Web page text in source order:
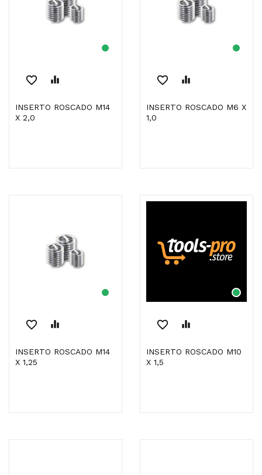
favorite_border equalizer
INSERTO ROSCADO M14
X 2,0
favorite_border equalizer
INSERTO ROSCADO M6 X
1,0
favorite_border equalizer
INSERTO ROSCADO M14
X 1,25
favorite_border equalizer
INSERTO ROSCADO M10
X 1,5